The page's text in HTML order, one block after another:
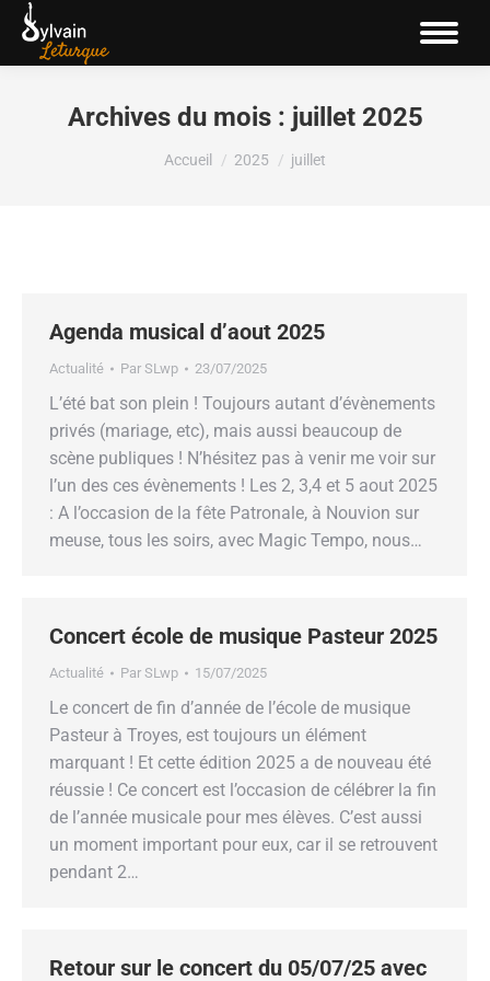
Archives du mois : juillet 2025
Vous êtes ici :
Accueil 2025 juillet
Agenda musical d’aout 2025
Actualité Par SLwp 23/07/2025
L’été bat son plein ! Toujours autant d’évènements
privés (mariage, etc), mais aussi beaucoup de
scène publiques ! N’hésitez pas à venir me voir sur
l’un des ces évènements ! Les 2, 3,4 et 5 aout 2025
: A l’occasion de la fête Patronale, à Nouvion sur
meuse, tous les soirs, avec Magic Tempo, nous…
Concert école de musique Pasteur 2025
Actualité Par SLwp 15/07/2025
Le concert de fin d’année de l’école de musique
Pasteur à Troyes, est toujours un élément
marquant ! Et cette édition 2025 a de nouveau été
réussie ! Ce concert est l’occasion de célébrer la fin
de l’année musicale pour mes élèves. C’est aussi
un moment important pour eux, car il se retrouvent
pendant 2…
Retour sur le concert du 05/07/25 avec